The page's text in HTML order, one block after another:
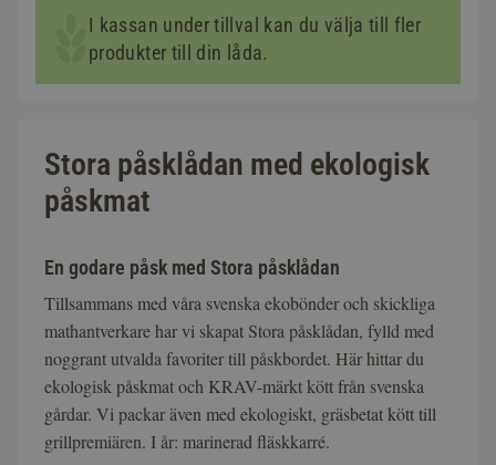
I kassan under tillval kan du välja till fler
produkter till din låda.
Stora påsklådan med ekologisk
påskmat
En godare påsk med Stora påsklådan
Tillsammans med våra svenska ekobönder och skickliga
mathantverkare har vi skapat Stora påsklådan, fylld med
noggrant utvalda favoriter till påskbordet. Här hittar du
ekologisk påskmat och KRAV-märkt kött från svenska
gårdar. Vi packar även med ekologiskt, gräsbetat kött till
grillpremiären. I år: marinerad fläskkarré.